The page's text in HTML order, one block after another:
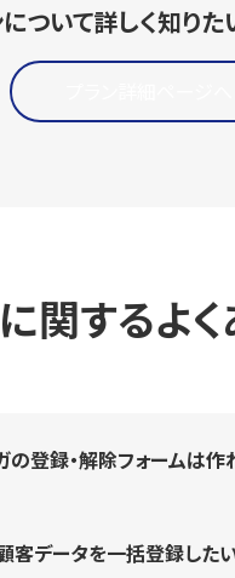
ついて詳しく知り
関するよ
の登録・解除フォームは作
客データを一括登録したい